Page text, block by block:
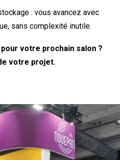
: vous avancez avec
sans complexité inutile.
pour votre prochain salon ?
votre projet.